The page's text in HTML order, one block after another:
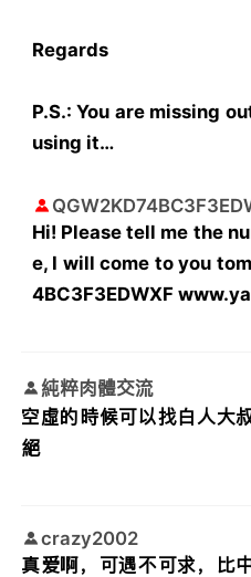
Regards
P.S.: You are missing
using it…
Hi! Please tell me the
e, I will come to you
4BC3F3EDWXF
純粹肉體交流
空虛的時候可以找白人大
絕
crazy2002
真爱啊，可遇不可求，比